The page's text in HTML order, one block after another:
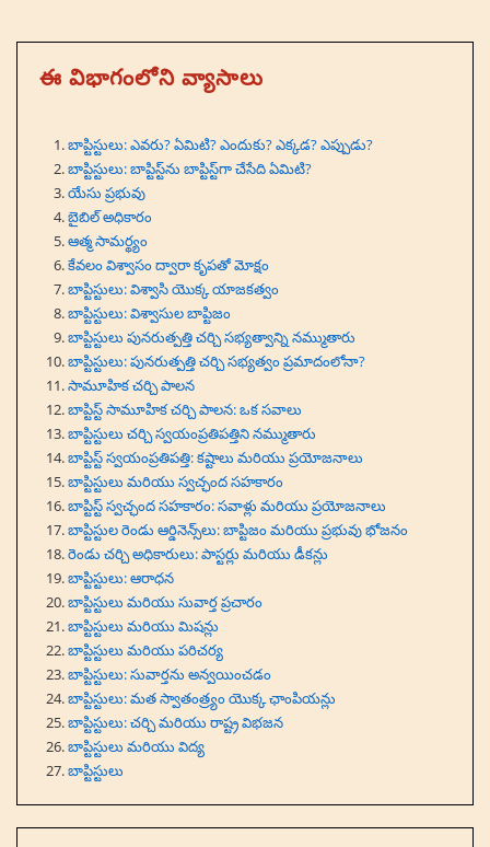
ఈ విభాగంలోని వ్యాసాలు
బాప్టిస్టులు: ఎవరు? ఏమిటి? ఎందుకు? ఎక్కడ? ఎప్పుడు?
బాప్టిస్టులు: బాప్టిస్ట్‌ను బాప్టిస్ట్‌గా చేసేది ఏమిటి?
యేసు ప్రభువు
బైబిల్ అధికారం
ఆత్మ సామర్థ్యం
కేవలం విశ్వాసం ద్వారా కృపతో మోక్షం
బాప్టిస్టులు: విశ్వాసి యొక్క యాజకత్వం
బాప్టిస్టులు: విశ్వాసుల బాప్టిజం
బాప్టిస్టులు పునరుత్పత్తి చర్చి సభ్యత్వాన్ని నమ్ముతారు
బాప్టిస్టులు: పునరుత్పత్తి చర్చి సభ్యత్వం ప్రమాదంలోనా?
సామూహిక చర్చి పాలన
బాప్టిస్ట్ సామూహిక చర్చి పాలన: ఒక సవాలు
బాప్టిస్టులు చర్చి స్వయంప్రతిపత్తిని నమ్ముతారు
బాప్టిస్ట్ స్వయంప్రతిపత్తి: కష్టాలు మరియు ప్రయోజనాలు
బాప్టిస్టులు మరియు స్వచ్ఛంద సహకారం
బాప్టిస్ట్ స్వచ్ఛంద సహకారం: సవాళ్లు మరియు ప్రయోజనాలు
బాప్టిస్టుల రెండు ఆర్డినెన్స్‌లు: బాప్టిజం మరియు ప్రభువు భోజనం
రెండు చర్చి అధికారులు: పాస్టర్లు మరియు డీకన్లు
బాప్టిస్టులు: ఆరాధన
బాప్టిస్టులు మరియు సువార్త ప్రచారం
బాప్టిస్టులు మరియు మిషన్లు
బాప్టిస్టులు మరియు పరిచర్య
బాప్టిస్టులు: సువార్తను అన్వయించడం
బాప్టిస్టులు: మత స్వాతంత్ర్యం యొక్క ఛాంపియన్లు
బాప్టిస్టులు: చర్చి మరియు రాష్ట్ర విభజన
బాప్టిస్టులు మరియు విద్య
బాప్టిస్టులు